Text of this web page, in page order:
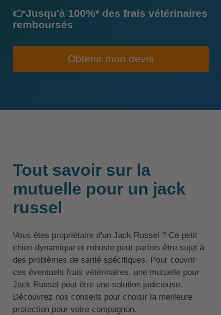
👉Jusqu'à 100%* des frais vétérinaires
remboursés
Obtenir mon devis
Tout savoir sur la
mutuelle pour un jack
russel
Vous êtes propriétaire d'un Jack Russel ? Ce petit
chien dynamique et robuste peut parfois être sujet à
des problèmes de santé spécifiques. Pour couvrir
ces éventuels frais vétérinaires, une mutuelle pour
Jack Russel peut être une solution judicieuse.
Découvrez nos conseils pour choisir la meilleure
protection pour votre compagnon.